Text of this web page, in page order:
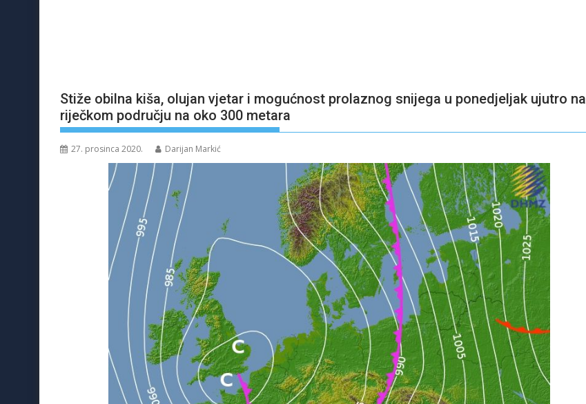
Stiže obilna kiša, olujan vjetar i mogućnost prolaznog snijega u ponedjeljak ujutro na
riječkom području na oko 300 metara
27. prosinca 2020. Darijan Markić